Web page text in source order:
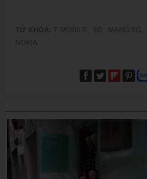
TỪ KHÓA: T-MOBILE, 5G, MẠNG 5G,
NOKIA